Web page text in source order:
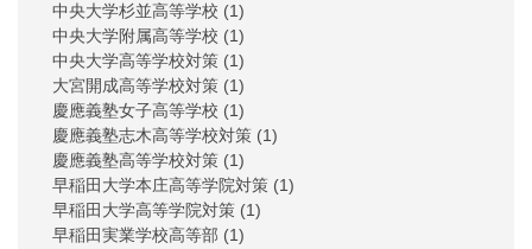
中央大学杉並高等学校 (1)
中央大学附属高等学校 (1)
中央大学高等学校対策 (1)
大宮開成高等学校対策 (1)
慶應義塾女子高等学校 (1)
慶應義塾志木高等学校対策 (1)
慶應義塾高等学校対策 (1)
早稲田大学本庄高等学院対策 (1)
早稲田大学高等学院対策 (1)
早稲田実業学校高等部 (1)